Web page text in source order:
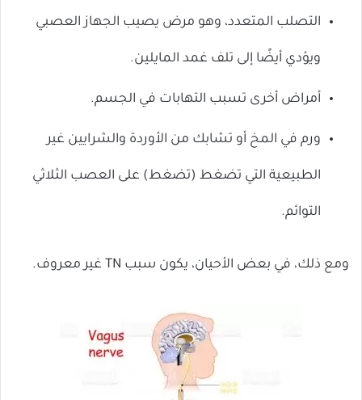
التصلب المتعدد، وهو مرض يصيب الجهاز العصبي
ويؤدي أيضًا إلى تلف غمد المايلين.
أمراض أخرى تسبب التهابات في الجسم.
ورم في المخ أو تشابك من الأوردة والشرايين غير
الطبيعية التي تضغط (تضغط) على العصب الثلاثي
التوائم.
ومع ذلك، في بعض الأحيان، يكون سبب TN غير معروف.